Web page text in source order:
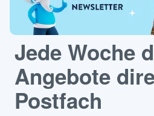
Jede Woche
Angebote
Postfach